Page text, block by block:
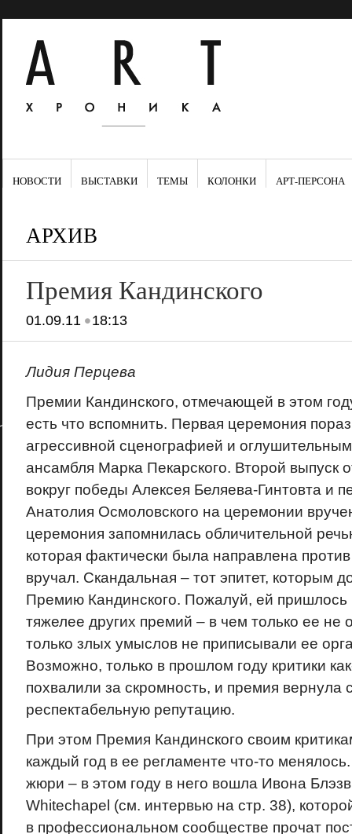
НОВОСТИ ВЫСТАВКИ ТЕМЫ КОЛОНКИ АРТ-ПЕРСОНА
АРХИВ
Премия Кандинского
01.09.11•18:13
Лидия Перцева
Премии Кандинского, отмечающей в этом
есть что вспомнить. Первая церемония
агрессивной сценографией и
ансамбля Марка Пекарского. Второй выпуск
вокруг победы Алексея Беляева-Гинтовта и
Анатолия Осмоловского на церемонии
церемония запомнилась обличительной
которая фактически была направлена
вручал. Скандальная – тот эпитет, которым
Премию Кандинского. Пожалуй, ей пришлось
тяжелее других премий – в чем только ее не
только злых умыслов не приписывали ее
Возможно, только в прошлом году критики
похвалили за скромность, и премия вернула
респектабельную репутацию.
При этом Премия Кандинского своим
каждый год в ее регламенте что-то
жюри – в этом году в него вошла Ивона
Whitechapel (см. интервью на стр. 38),
в профессиональном сообществе прочат